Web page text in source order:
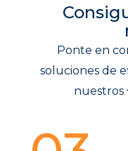
Ponte en
soluciones de
nuestros